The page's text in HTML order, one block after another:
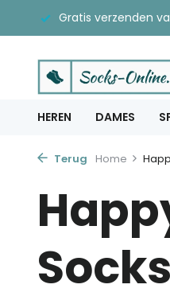
Gratis verzenden
HEREN DAMES
Terug Home